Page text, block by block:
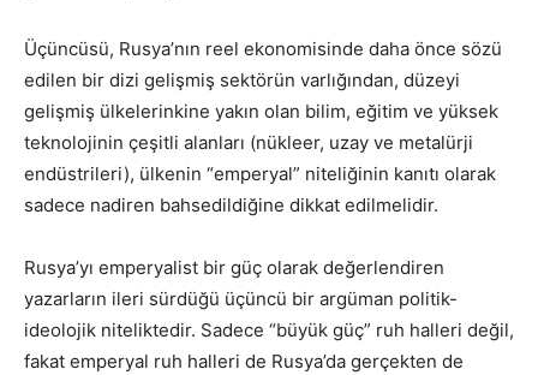
Üçüncüsü, Rusya’nın reel ekonomisinde daha önce sözü
edilen bir dizi gelişmiş sektörün varlığından, düzeyi
gelişmiş ülkelerinkine yakın olan bilim, eğitim ve yüksek
teknolojinin çeşitli alanları (nükleer, uzay ve metalürji
endüstrileri), ülkenin “emperyal” niteliğinin kanıtı olarak
sadece nadiren bahsedildiğine dikkat edilmelidir.
Rusya’yı emperyalist bir güç olarak değerlendiren
yazarların ileri sürdüğü üçüncü bir argüman politik-
ideolojik niteliktedir. Sadece “büyük güç” ruh halleri değil,
fakat emperyal ruh halleri de Rusya’da gerçekten de